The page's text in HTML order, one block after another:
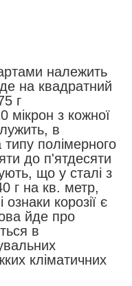
належить
на квадратний
г
мікрон з кожної
в
типу полімерного
до п'ятдесяти
що у сталі з
г на кв. метр,
корозії є
йде про
в
кліматичних